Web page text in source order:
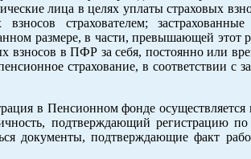
лица в целях уплаты страховых
страхователем;
размере, в части, превышающей этот
взносов в ПФР за себя, постоянно или
страхование, в соответствии с
в Пенсионном фонде осуществляется
подтверждающий регистрацию по
документы, подтверждающие факт